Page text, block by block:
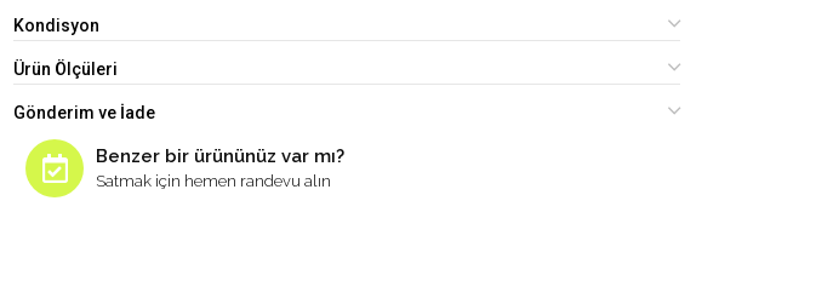
Kondisyon
Ürün Ölçüleri
Gönderim ve İade
Benzer bir ürününüz var mı?
Satmak için hemen randevu alın